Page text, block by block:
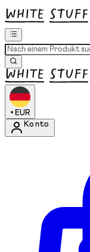
• EUR
Konto